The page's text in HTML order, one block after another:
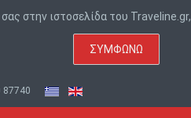
στην ιστοσελίδα του
ΣΥΜΦΩΝΏ
87740